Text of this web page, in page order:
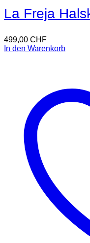
La Freja
499,00 CHF
In den Warenkorb